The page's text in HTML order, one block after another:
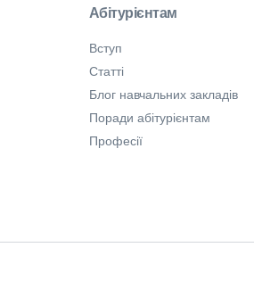
Абітурієнтам
Вступ
Статті
Блог навчальних закладів
Поради абітурієнтам
Професії